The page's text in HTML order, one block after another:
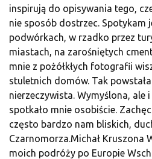
inspirują do opisywania tego,
nie sposób dostrzec. Spotykam
podwórkach, w rzadko przez
miastach, na zarośniętych
mnie z pożółkłych fotografii
stuletnich domów. Tak
nierzeczywista. Wymyślona, ale
spotkało mnie osobiście.
często bardzo nam bliskich,
Czarnomorza.Michał Kruszona
moich podróży po Europie